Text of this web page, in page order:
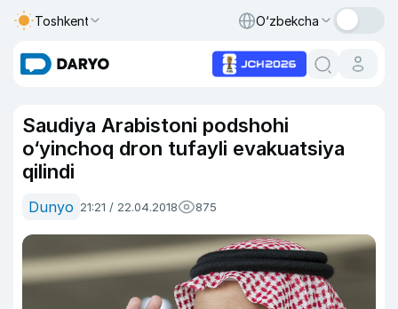
Toshkent O‘zbekcha
Saudiya Arabistoni podshohi
o‘yinchoq dron tufayli evakuatsiya
qilindi
Dunyo 21:21 / 22.04.2018 875